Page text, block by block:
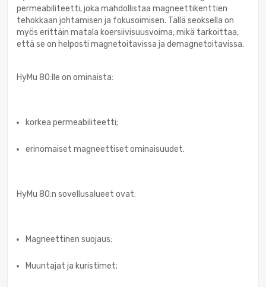
permeabiliteetti, joka mahdollistaa magneettikenttien
tehokkaan johtamisen ja fokusoimisen. Tällä seoksella on
myös erittäin matala koersiivisuusvoima, mikä tarkoittaa,
että se on helposti magnetoitavissa ja demagnetoitavissa.
HyMu 80:lle on ominaista:
korkea permeabiliteetti;
erinomaiset magneettiset ominaisuudet.
HyMu 80:n sovellusalueet ovat:
Magneettinen suojaus;
Muuntajat ja kuristimet;